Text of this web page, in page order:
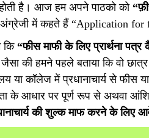
है। आज हम अपने पाठको को
में कहते हैं “Application for
“फीस माफी के लिए प्रार्थना
की हमने पहले बताया कि वो
या कॉलेज में प्रधानाचार्य से
के आधार पर पूर्ण रूप से
की शुल्क माफ करने के लिए